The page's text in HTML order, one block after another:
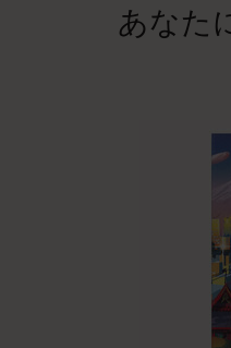
あなた